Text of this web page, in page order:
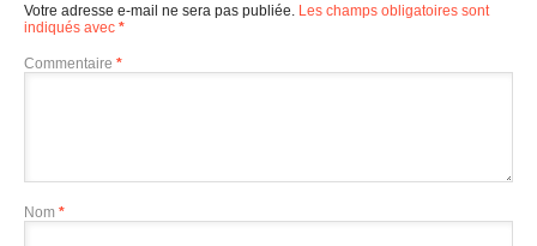
Votre adresse e-mail ne sera pas publiée. Les champs obligatoires sont
indiqués avec *
Commentaire *
Nom *